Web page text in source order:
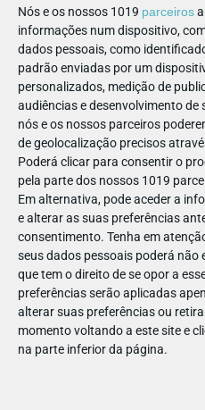
Nós e os nossos 1019 parceiros
informações num dispositivo,
dados pessoais, como
padrão enviadas por um
personalizados, medição de
audiências e desenvolvimento de
nós e os nossos parceiros
de geolocalização precisos
Poderá clicar para consentir o
pela parte dos nossos 1019
Em alternativa, pode aceder a
e alterar as suas preferências
consentimento. Tenha em
seus dados pessoais poderá não
que tem o direito de se opor a
preferências serão aplicadas
alterar suas preferências ou
momento voltando a este site e
na parte inferior da página.
ano letivo 2025/2026 - e pode
espaço! Tudo o que precisa
diferente, feita de árvores e
📅 Visitas ao espaço: a partir
🌼 Férias de
perder!